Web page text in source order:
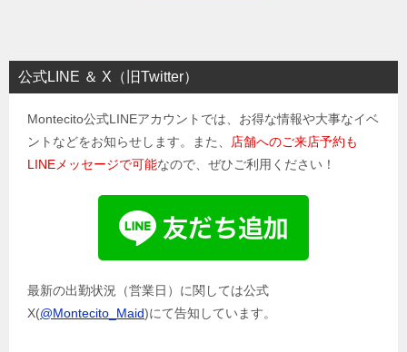
公式LINE ＆ X（旧Twitter）
Montecito公式LINEアカウントでは、お得な情報や大事なイベ
ントなどをお知らせします。また、 店舗へのご来店予約も
LINEメッセージで可能なので、ぜひご利用ください！
最新の出勤状況（営業日）に関しては公式
X(@Montecito_Maid)にて告知しています。